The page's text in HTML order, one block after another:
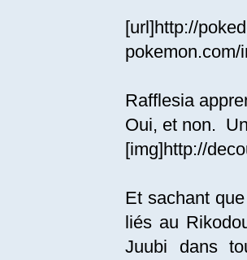
[url]http://
Rafflesia
Oui, et non.
[img]http://
Et sachant
liés au
Juubi dans